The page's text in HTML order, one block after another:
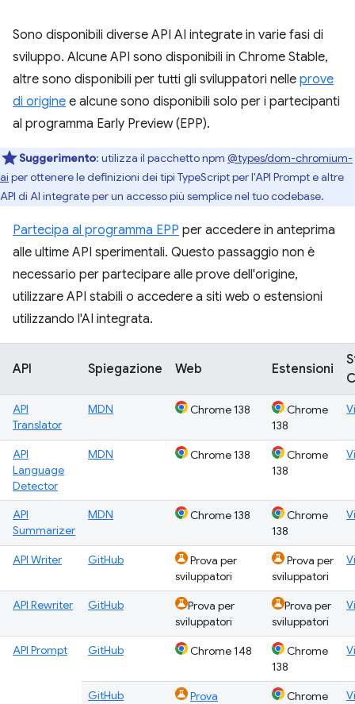
Sono disponibili diverse API AI integrate in varie fasi di
sviluppo. Alcune API sono disponibili in Chrome Stable,
altre sono disponibili per tutti gli sviluppatori nelle prove
di origine e alcune sono disponibili solo per i partecipanti
al programma Early Preview (EPP).
Suggerimento: utilizza il pacchetto npm @types/dom-chromium-
ai per ottenere le definizioni dei tipi TypeScript per l'API Prompt e altre
API di AI integrate per un accesso più semplice nel tuo codebase.
Partecipa al programma EPP per accedere in anteprima
alle ultime API sperimentali. Questo passaggio non è
necessario per partecipare alle prove dell'origine,
utilizzare API stabili o accedere a siti web o estensioni
utilizzando l'AI integrata.
API Spiegazione Web Estensioni
API
Translator
MDN Chrome 138
Chrome
138
API
Language
Detector
MDN Chrome 138
Chrome
138
API
Summarizer
MDN Chrome 138
Chrome
138
API Writer GitHub
Prova per
sviluppatori
Prova per
sviluppatori
API Rewriter GitHub
Prova per
sviluppatori
Prova per
sviluppatori
API Prompt GitHub Chrome 148
Chrome
138
GitHub
Prova
Chrome